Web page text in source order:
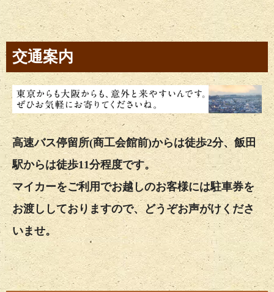
交通案内
高速バス停留所(商工会館前)からは徒歩2分、飯田
駅からは徒歩11分程度です。
マイカーをご利用でお越しのお客様には駐車券を
お渡ししておりますので、どうぞお声がけくださ
いませ。